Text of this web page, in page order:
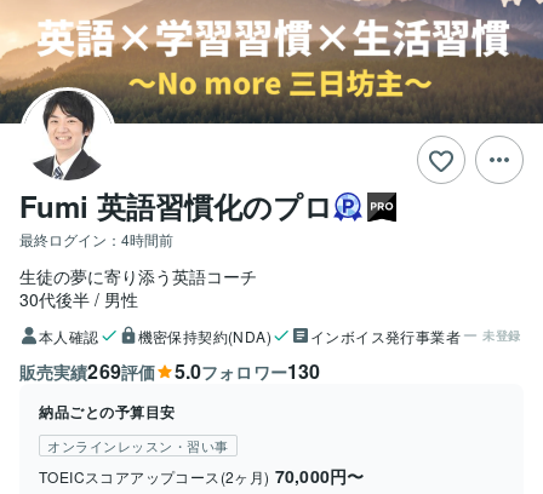
Fumi 英語習慣化のプロ
最終ログイン： 4時間前
生徒の夢に寄り添う英語コーチ
30代後半
男性
本人確認 機密保持契約(NDA) インボイス発行事業者 未登録
販売実績269評価 5.0フォロワー130
納品ごとの予算目安
オンラインレッスン・習い事
TOEICスコアアップコース(2ヶ月) 70,000円〜